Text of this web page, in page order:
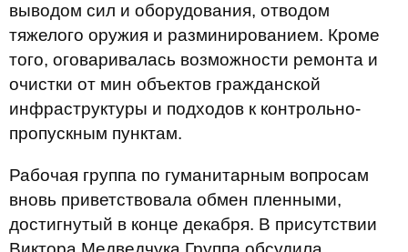
выводом сил и оборудования, отводом
тяжелого оружия и разминированием. Кроме
того, оговаривалась возможности ремонта и
очистки от мин объектов гражданской
инфраструктуры и подходов к контрольно-
пропускным пунктам.
Рабочая группа по гуманитарным вопросам
вновь приветствовала обмен пленными,
достигнутый в конце декабря. В присутствии